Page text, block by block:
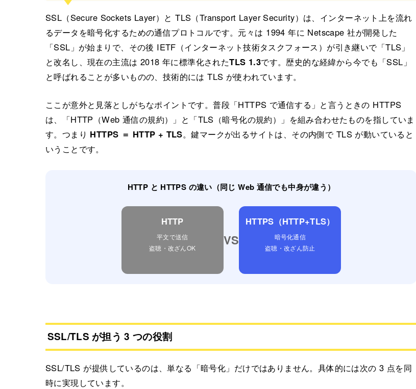
SSL（Secure Sockets Layer）と TLS（Transport Layer Security）は、インターネット上を流れ
るデータを暗号化するための通信プロトコルです。元々は 1994 年に Netscape 社が開発した
「SSL」が始まりで、その後 IETF（インターネット技術タスクフォース）が引き継いで「TLS」
と改名し、現在の主流は 2018 年に標準化されたTLS 1.3です。歴史的な経緯から今でも「SSL」
と呼ばれることが多いものの、技術的には TLS が使われています。
ここが意外と見落としがちなポイントです。普段「HTTPS で通信する」と言うときの HTTPS
は、「HTTP（Web 通信の規約）」と「TLS（暗号化の規約）」を組み合わせたものを指していま
す。つまり HTTPS ＝ HTTP + TLS。鍵マークが出るサイトは、その内側で TLS が動いていると
いうことです。
HTTP と HTTPS の違い（同じ Web 通信でも中身が違う）
HTTP
平文で送信
盗聴・改ざんOK
VS
HTTPS（HTTP+TLS）
暗号化通信
盗聴・改ざん防止
SSL/TLS が担う 3 つの役割
SSL/TLS が提供しているのは、単なる「暗号化」だけではありません。具体的には次の 3 点を同
時に実現しています。